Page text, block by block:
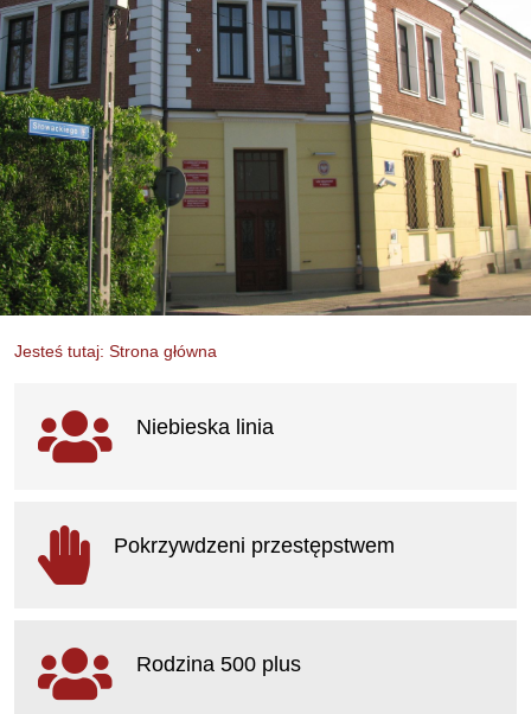
Jesteś tutaj: Strona główna
Ważne linki
Niebieska linia
Pokrzywdzeni przestępstwem
Rodzina 500 plus